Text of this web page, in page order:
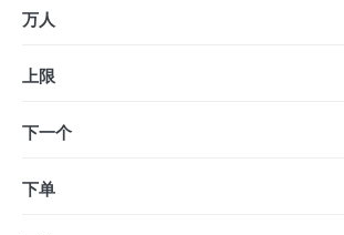
万人
上限
下一个
下单